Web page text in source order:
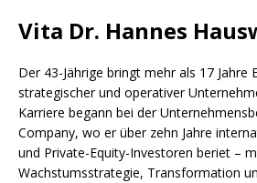
Vita Dr. Hannes
Der 43-Jährige bringt mehr als 17 Jahre
strategischer und operativer
Karriere begann bei der
Company, wo er über zehn Jahre
und Private-Equity-Investoren beriet –
Wachstumsstrategie, Transformation